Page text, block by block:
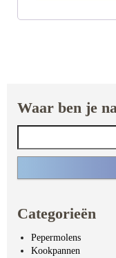
Waar ben je
Categorieën
Pepermolens
Kookpannen